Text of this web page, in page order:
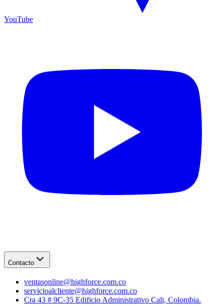
YouTube
Contacto
ventasonline@highforce.com.co
servicioalcliente@highforce.com.co
Cra 43 # 9C-35 Edificio Administrativo Cali, Colombia.